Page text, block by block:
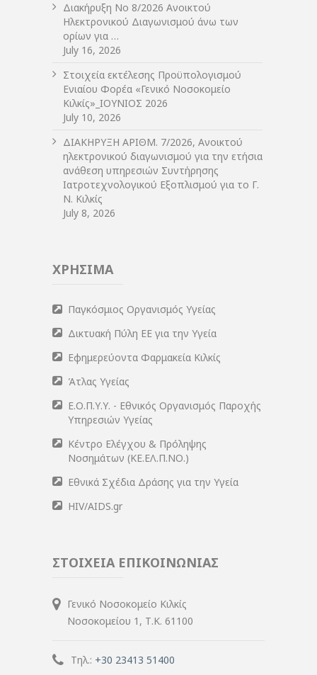
Διακήρυξη Νο 8/2026 Ανοικτού
Ηλεκτρονικού Διαγωνισμού άνω των
ορίων για …
July 16, 2026
Στοιχεία εκτέλεσης Προϋπολογισμού
Ενιαίου Φορέα «Γενικό Νοσοκομείο
Κιλκίς»_ΙΟΥΝΙΟΣ 2026
July 10, 2026
ΔIΑΚΗΡΥΞΗ ΑΡIΘΜ. 7/2026, Ανοικτού
ηλεκτρονικού διαγωνισμού για την ετήσια
ανάθεση υπηρεσιών Συντήρησης
Ιατροτεχνολογικού Εξοπλισμού για το Γ.
Ν. Κιλκίς
July 8, 2026
ΧΡΗΣΙΜΑ
Παγκόσμιος Οργανισμός Υγείας
Δικτυακή Πύλη ΕΕ για την Υγεία
Εφημερεύοντα Φαρμακεία Κιλκίς
Άτλας Υγείας
Ε.Ο.Π.Υ.Υ. - Εθνικός Οργανισμός Παροχής
Υπηρεσιών Υγείας
Κέντρο Ελέγχου & Πρόληψης
Νοσημάτων (ΚΕ.ΕΛ.Π.ΝΟ.)
Εθνικά Σχέδια Δράσης για την Υγεία
HIV/AIDS.gr
ΣΤΟΙΧΕΙΑ ΕΠΙΚΟΙΝΩΝΙΑΣ
Γενικό Νοσοκομείο Κιλκίς
Νοσοκομείου 1, Τ.Κ. 61100
Τηλ.: +30 23413 51400